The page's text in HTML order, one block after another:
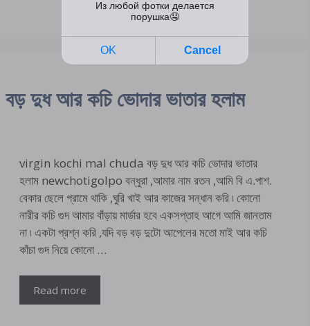
আর কচি ভোদার ভাতার হলাম
virgin kochi mal chuda বড় দুধ আর কচি ভোদার ভাতার
হলাম newchotigolpo বন্ধুরা ,আমার নাম রতন ,আমি বি এ.পাশ.
বেকার ছেলে গ্রামে থাকি ,ঘুরি খাই আর কাজের সন্ধান করি ৷ কোনো
নারীর কচি গুদ আমার বাঁড়ায় মার্ডার হবে একসপ্তাহ আগে আমি জানতাম
না ৷ একটা প্রশ্ন করি ,যদি বড় বড় দুটো আপেলের মতো মাই আর কচি
কাঁচা গুদ নিয়ে কোনো …
Read more